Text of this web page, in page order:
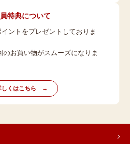
特典について
ントをプレゼントしておりま
のお買い物がスムーズになりま
しくはこちら